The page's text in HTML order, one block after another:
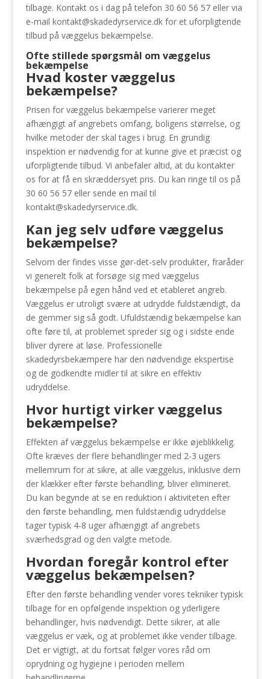
tilbage. Kontakt os i dag på telefon 30 60 56 57 eller via
e-mail kontakt@skadedyrservice.dkfor et uforpligtende
tilbud på væggelus bekæmpelse.
Ofte stillede spørgsmål om væggelus
bekæmpelse
Hvad koster væggelus
bekæmpelse?
Prisen for væggelus bekæmpelse varierer meget
afhængigt af angrebets omfang, boligens størrelse, og
hvilke metoder der skal tages i brug. En grundig
inspektion er nødvendig for at kunne give et præcist og
uforpligtende tilbud. Vi anbefaler altid, at du kontakter
os for at få en skræddersyet pris. Du kan ringe til os på
30 60 56 57 eller sende en mail til
kontakt@skadedyrservice.dk.
Kan jeg selv udføre væggelus
bekæmpelse?
Selvom der findes visse gør-det-selv produkter, fraråder
vi generelt folk at forsøge sig med væggelus
bekæmpelse på egen hånd ved et etableret angreb.
Væggelus er utroligt svære at udrydde fuldstændigt, da
de gemmer sig så godt. Ufuldstændig bekæmpelse kan
ofte føre til, at problemet spreder sig og i sidste ende
bliver dyrere at løse. Professionelle
skadedyrsbekæmpere har den nødvendige ekspertise
og de godkendte midler til at sikre en effektiv
udryddelse.
Hvor hurtigt virker væggelus
bekæmpelse?
Effekten af væggelus bekæmpelse er ikke øjeblikkelig.
Ofte kræves der flere behandlinger med 2-3 ugers
mellemrum for at sikre, at alle væggelus, inklusive dem
der klækker efter første behandling, bliver elimineret.
Du kan begynde at se en reduktion i aktiviteten efter
den første behandling, men fuldstændig udryddelse
tager typisk 4-8 uger afhængigt af angrebets
sværhedsgrad og den valgte metode.
Hvordan foregår kontrol efter
væggelus bekæmpelsen?
Efter den første behandling vender vores tekniker typisk
tilbage for en opfølgende inspektion og yderligere
behandlinger, hvis nødvendigt. Dette sikrer, at alle
væggelus er væk, og at problemet ikke vender tilbage.
Det er vigtigt, at du fortsat følger vores råd om
oprydning og hygiejne i perioden mellem